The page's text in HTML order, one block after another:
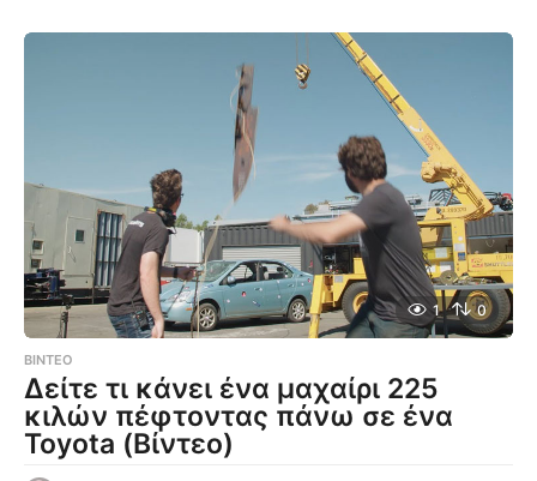
1 0
ΒΊΝΤΕΟ
Δείτε τι κάνει ένα μαχαίρι 225
κιλών πέφτοντας πάνω σε ένα
Toyota (Βίντεο)